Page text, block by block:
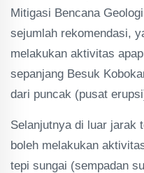
Mitigasi Bencana
sejumlah rekomendasi,
melakukan aktivitas
sepanjang Besuk
dari puncak (pusat
Selanjutnya di luar jarak
boleh melakukan
tepi sungai (sempadan